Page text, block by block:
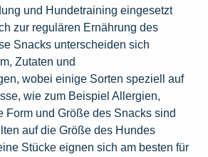
und Hundetraining eingesetzt
zur regulären Ernährung des
Snacks unterscheiden sich
Zutaten und
wobei einige Sorten speziell auf
wie zum Beispiel Allergien,
Form und Größe des Snacks sind
auf die Größe des Hundes
Stücke eignen sich am besten für